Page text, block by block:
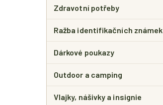
Zdravotní potřeby
Ražba identifikačních známek
Dárkové poukazy
Outdoor a camping
Vlajky, nášivky a insignie